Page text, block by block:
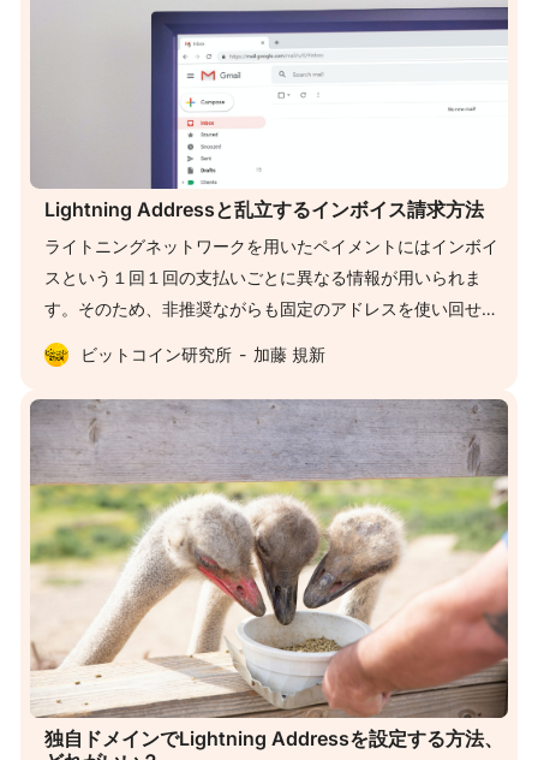
Lightning Addressと乱立するインボイス請求方法
ライトニングネットワークを用いたペイメントにはインボイ
スという１回１回の支払いごとに異なる情報が用いられま
す。そのため、非推奨ながらも固定のアドレスを使い回せる
オンチェーンの送金と異なり、ライトニングで送金を受け取
るにはインボイスの発行という手順が最初に必要になりま
す。 送金を送金者から開始したい場合に、宛先のノードにイ
ンボイスの発行を依頼する方法は前からいくつかありました
が、最近このあたりを考えている人が多いように感じます。
今日は8/20にリリースされたLightning Addressを紹介し、
他の方法との類似点や違いを見ていった後に、将来的にどう
なるのか予想してみます。 https://lightningaddress.com/ 既
存のインボイス請求方法 既存のインボイス請求方法で一番有
名なのは圧倒的にLNURL-Payだと思われます。これは
LNURLという仕様群の１つで、ノードの運営者がLNURLのリ
クエストを捌くサーバーを動かすことで、「インボイスをく
れ」「はい、どうぞ」という流れなどを自動化することがで
きます。 毎回異なるインボイスと違い、LNURLは変更せず使
ビットコイン研究所 加藤 規新
独自ドメインでLightning Addressを設定する方法、